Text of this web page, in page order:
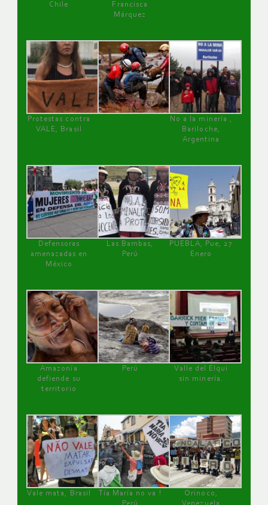
Chile
Francisca
Márquez
Protestas contra
VALE, Brasil
No a la minería ,
Bariloche,
Argentina
Defensoras
amenazadas en
México
Las Bambas,
Perú
PUEBLA, Pue, 27
Enero
Amazonía
defiende su
territorio
Perú
Valle del Elqui
sin minería.
Vale mata, Brasil
Tía María no va !
Perú
Orinoco,
Venezuela